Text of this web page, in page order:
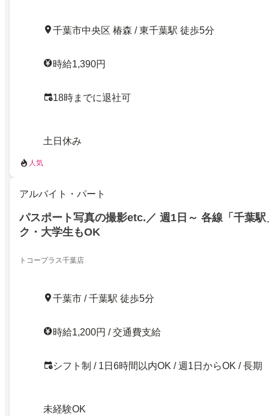
千葉市中央区 椿森 / 東千葉駅 徒歩5分
時給1,390円
18時までに退社可
土日休み
人気
アルバイト・パート
パスポート写真の撮影etc.／ 週1日～ 各線「千葉
ク・大学生もOK
トコープラス千葉店
千葉市 / 千葉駅 徒歩5分
時給1,200円 / 交通費支給
シフト制 / 1日6時間以内OK / 週1日からOK / 長期
未経験OK